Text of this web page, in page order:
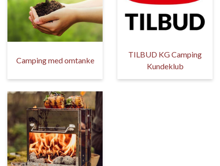
Camping med omtanke
TILBUD KG Camping
Kundeklub